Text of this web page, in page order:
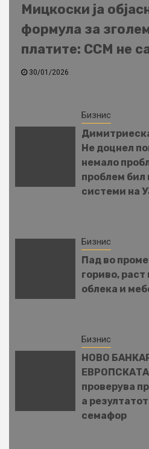
Мицкоски ја
формула за
платите: ССМ не
30/01/2026
Бизнис
Не доцнел
немало
проблем бил
системи на
Бизнис
Пад во
гориво,
облека и
Бизнис
НОВО
проверува
а
семафор